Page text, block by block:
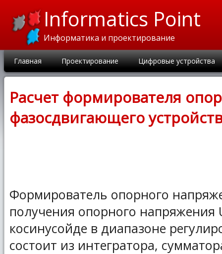
Informatics Point
Информатика и проектирование
Главная Проектирование Цифровые устройства
Расчет формирователя
фазосдвигающего
Формирователь опорного
получения опорного
косинусойде в диапазоне
состоит из интегратора,